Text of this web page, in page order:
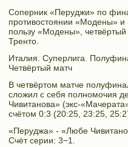
Соперник «Перуджи» по
противостоянии «Модены» и
пользу «Модены»,
Тренто.
Италия. Суперлига.
Четвёртый матч
В четвёртом матче
сложил с себя полномочия
Чивитанова» (экс-
счётом 0:3 (20:25, 23:25,
«Перуджа» - «Любе
Счёт серии: 3−1.